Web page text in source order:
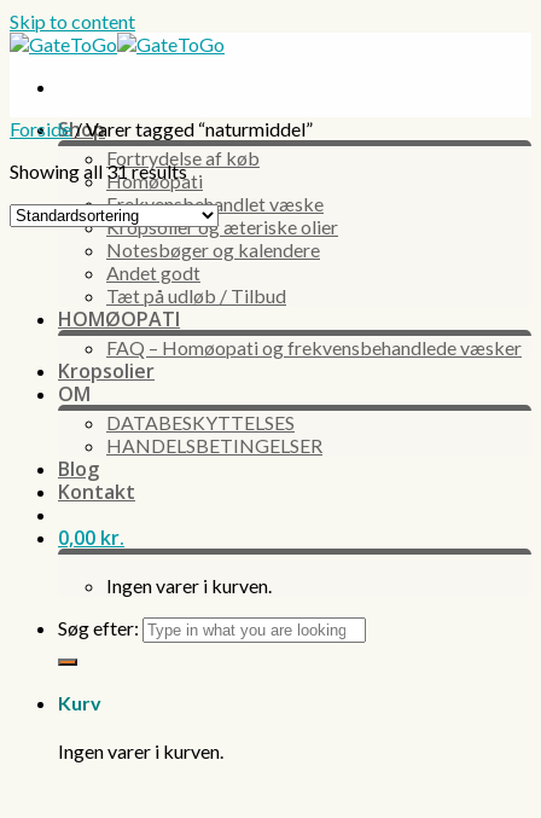
Skip to content
Shop
Fortrydelse af køb
Homøopati
Frekvensbehandlet væske
Kropsolier og æteriske olier
Notesbøger og kalendere
Andet godt
Tæt på udløb / Tilbud
HOMØOPATI
FAQ – Homøopati og frekvensbehandlede væsker
Kropsolier
OM
DATABESKYTTELSES
HANDELSBETINGELSER
Blog
Kontakt
0,00 kr.
Ingen varer i kurven.
Søg efter:
Kurv
Ingen varer i kurven.
Forside/Varer tagged “naturmiddel”
Showing all 31 results